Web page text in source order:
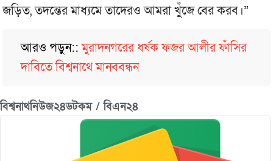
জড়িত, তদন্তের মাধ্যমে তাদেরও আমরা খুঁজে বের করব।”
আরও পড়ুন::মুরাদনগরের ধর্ষক ফজর আলীর ফাঁসির
দাবিতে বিশ্বনাথে মানববন্ধন
বিশ্বনাথনিউজ২৪ডটকম / বিএন২৪